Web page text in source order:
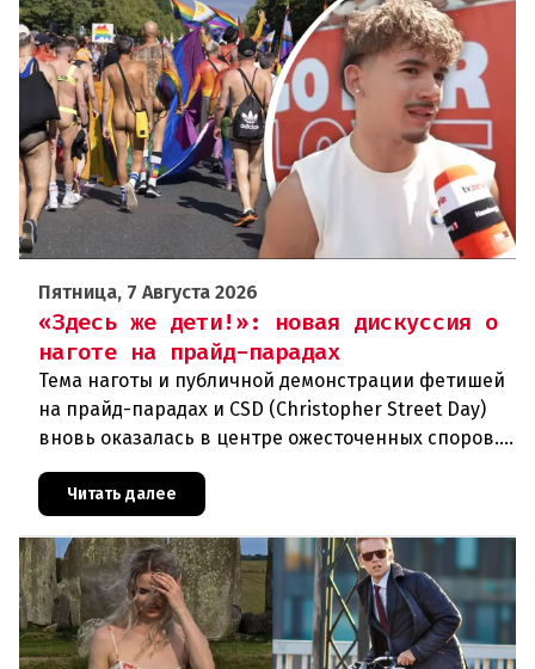
Пятница, 7 Августа 2026
«Здесь же дети!»: новая дискуссия о
наготе на прайд-парадах
Тема наготы и публичной демонстрации фетишей
на прайд-парадах и CSD (Christopher Street Day)
вновь оказалась в центре ожесточенных споров.
То, что для многих представителей ЛГБТК+
является выражением
Читать далее